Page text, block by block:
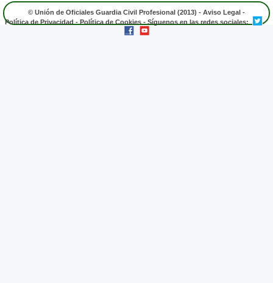
© Unión de Oficiales Guardia Civil Profesional (2013) - Aviso Legal -
Política de Privacidad - Política de Cookies - Síguenos en las redes sociales: